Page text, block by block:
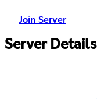
Join Server
Server Details